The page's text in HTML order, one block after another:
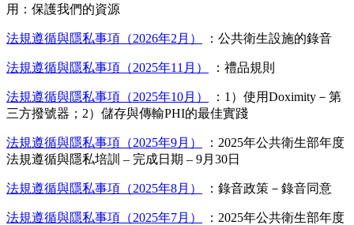
用：保護我們的資源
法規遵循與隱私事項（2026年2月） ：公共衛生設施的錄音
法規遵循與隱私事項（2025年11月） ：禮品規則
法規遵循與隱私事項（2025年10月）
：1）使用Doximity－第
三方撥號器；2）儲存與傳輸PHI的最佳實踐
法規遵循與隱私事項（2025年9月）
：2025年公共衛生部年度
法規遵循與隱私培訓 – 完成日期 – 9月30日
法規遵循與隱私事項（2025年8月） ：錄音政策－錄音同意
法規遵循與隱私事項（2025年7月）
：2025年公共衛生部年度